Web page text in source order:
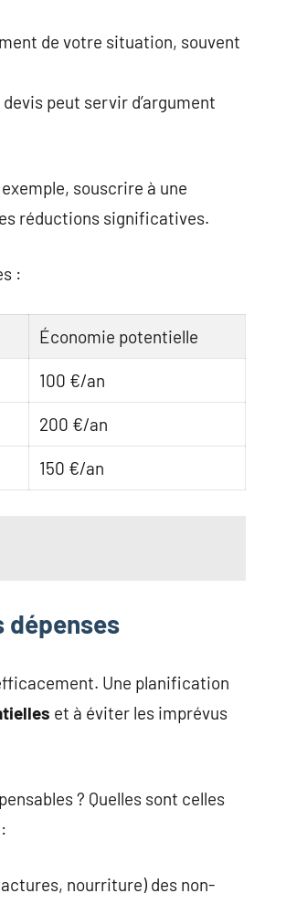
de votre situation, souvent
devis peut servir d’argument
souscrire à une
réductions significatives.
:
Économie potentielle
100 €/an
200 €/an
150 €/an
Une planification
et à éviter les imprévus
? Quelles sont celles
nourriture) des non-